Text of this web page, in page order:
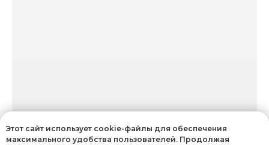
Этот сайт использует cookie-файлы для обеспечения
максимального удобства пользователей. Продолжая